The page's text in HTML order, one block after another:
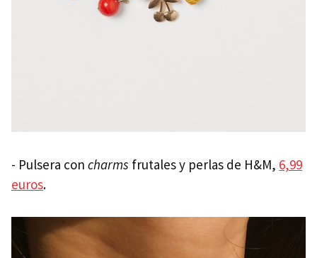
- Pulsera con charms frutales y perlas de H&M, 6,99
euros.